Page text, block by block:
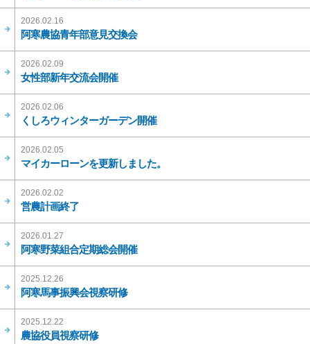
2026.02.16
阿寒農協青年部意見交換会
2026.02.09
女性部新年交流会開催
2026.02.06
くしろウィンターガーデン開催
2026.02.05
マイカーローンを更新しました。
2026.02.02
営農計画終了
2026.01.27
阿寒野菜組合定期総会開催
2025.12.26
阿寒馬事振興会視察研修
2025.12.22
農協役員視察研修